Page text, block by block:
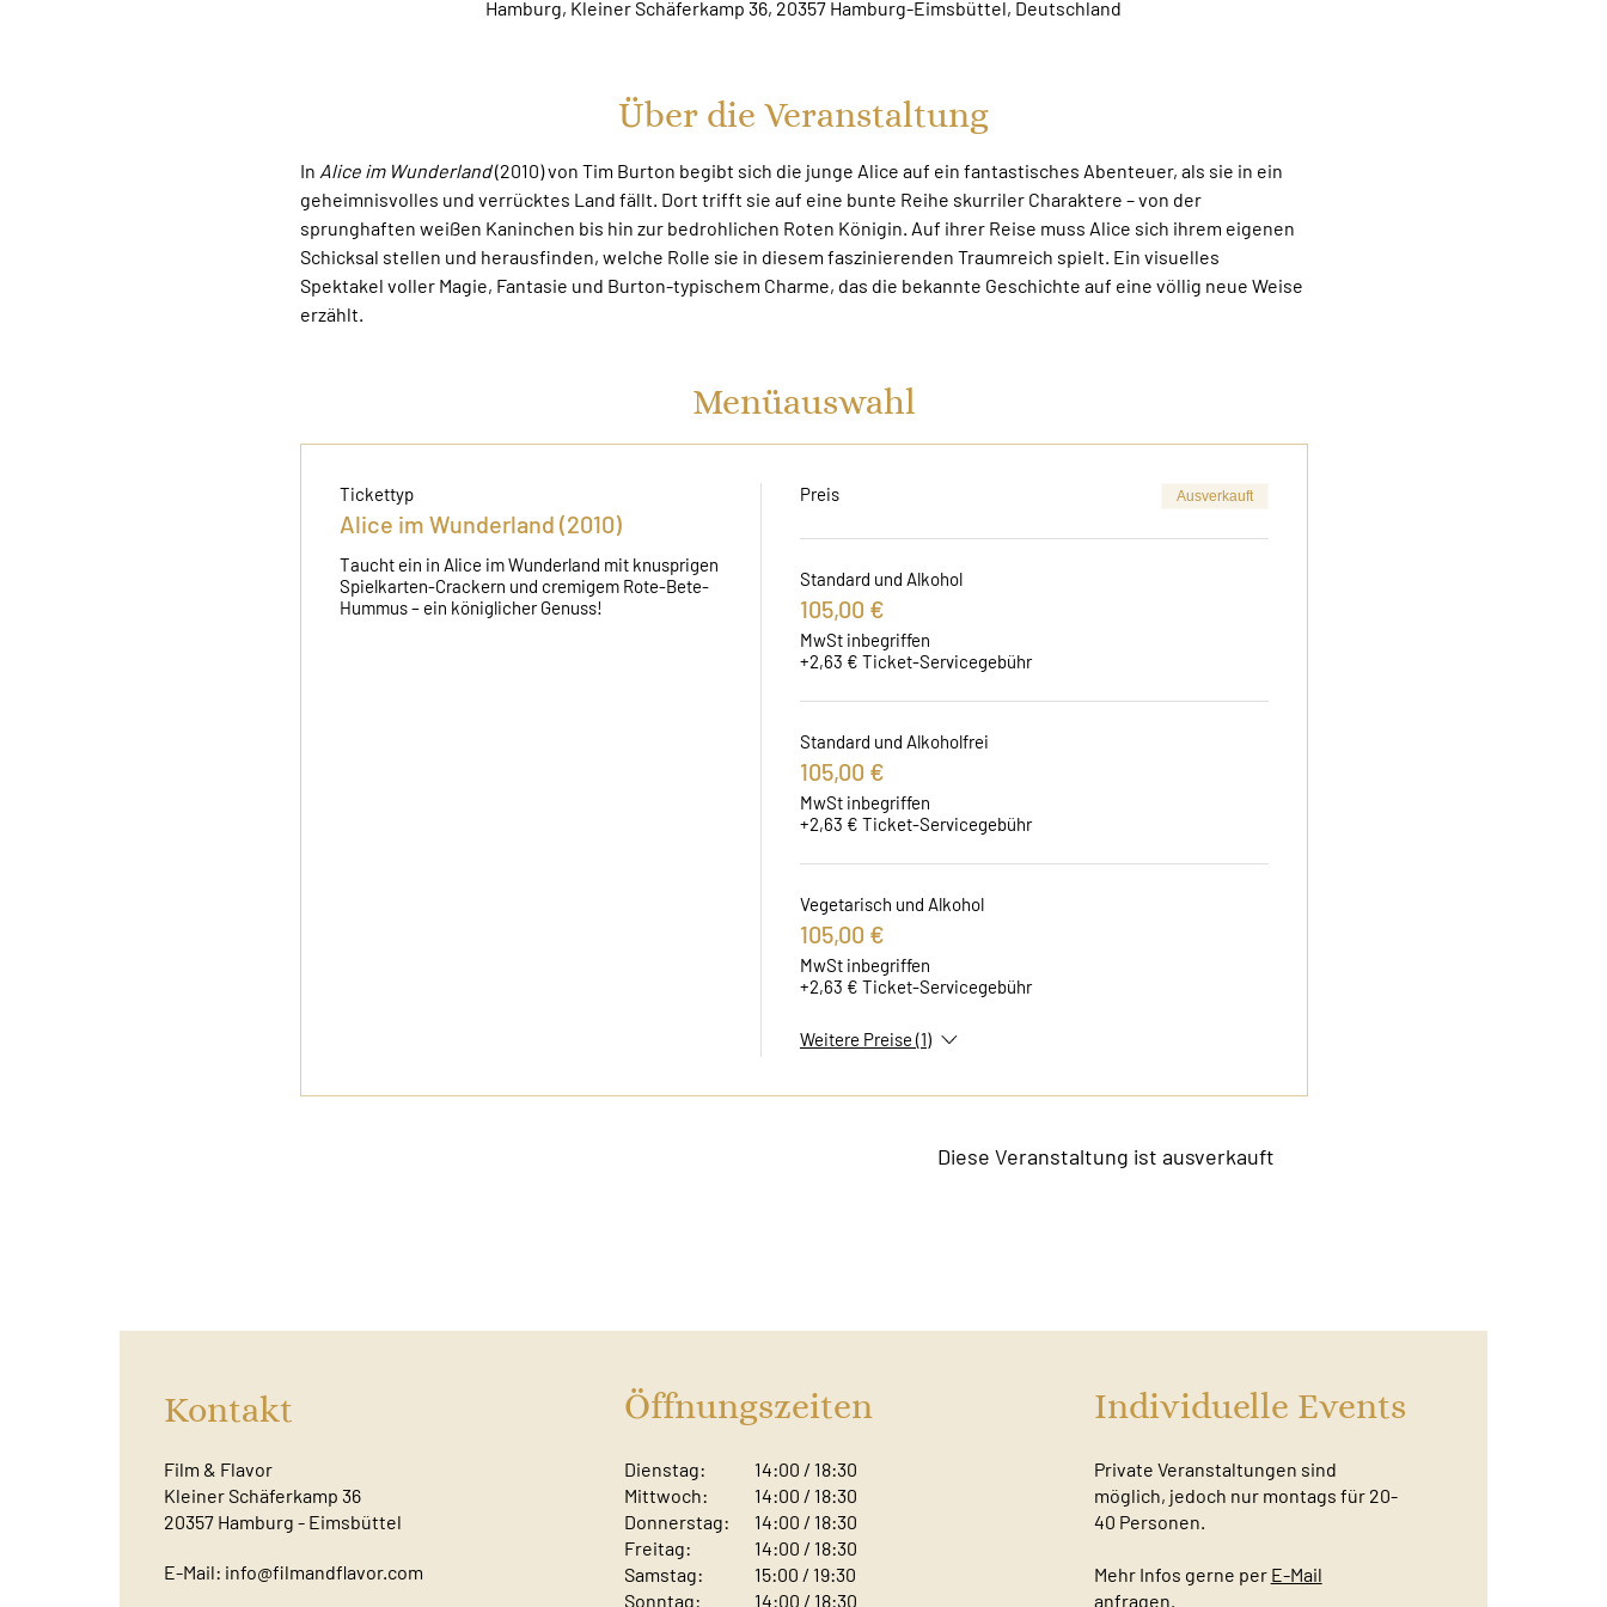
Hamburg, Kleiner Schäferkamp 36, 20357 Hamburg-Eimsbüttel, Deutschland
Über die Veranstaltung
In Alice im Wunderland (2010) von Tim Burton begibt sich die junge Alice auf ein fantastisches Abenteuer, als sie in ein
geheimnisvolles und verrücktes Land fällt. Dort trifft sie auf eine bunte Reihe skurriler Charaktere – von der
sprunghaften weißen Kaninchen bis hin zur bedrohlichen Roten Königin. Auf ihrer Reise muss Alice sich ihrem eigenen
Schicksal stellen und herausfinden, welche Rolle sie in diesem faszinierenden Traumreich spielt. Ein visuelles
Spektakel voller Magie, Fantasie und Burton-typischem Charme, das die bekannte Geschichte auf eine völlig neue Weise
erzählt.
Menüauswahl
Tickettyp
Alice im Wunderland (2010)
Taucht ein in Alice im Wunderland mit knusprigen
Spielkarten-Crackern und cremigem Rote-Bete-
Hummus – ein königlicher Genuss!
Preis Ausverkauft
Standard und Alkohol
105,00 €
MwSt inbegriffen
+2,63 € Ticket-Servicegebühr
Standard und Alkoholfrei
105,00 €
MwSt inbegriffen
+2,63 € Ticket-Servicegebühr
Vegetarisch und Alkohol
105,00 €
MwSt inbegriffen
+2,63 € Ticket-Servicegebühr
Weitere Preise (1)
Diese Veranstaltung ist ausverkauft
Kontakt
Film & Flavor
Kleiner Schäferkamp 36
20357 Hamburg - Eimsbüttel
E-Mail: info@filmandflavor.com
Öffnungszeiten
Dienstag:
Mittwoch:
Donnerstag:
Freitag:
Samstag:
Sonntag: ​
14:00 / 18:30
14:00 / 18:30
14:00 / 18:30
14:00 / 18:30
15:00 / 19:30
14:00 / 18:30
Individuelle Events
Private Veranstaltungen sind
möglich, jedoch nur montags für 20-
40 Personen.
Mehr Infos gerne per E-Mail
anfragen.